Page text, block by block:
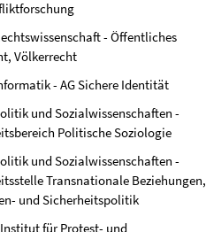
- Öffentliches
Völkerrecht
- AG Sichere Identität
und Sozialwissenschaften -
Politische Soziologie
und Sozialwissenschaften -
Transnationale Beziehungen,
und Sicherheitspolitik
für Protest- und